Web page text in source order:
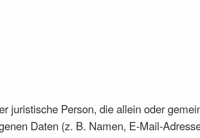
juristische Person, die allein oder
Daten (z. B. Namen, E-Mail-